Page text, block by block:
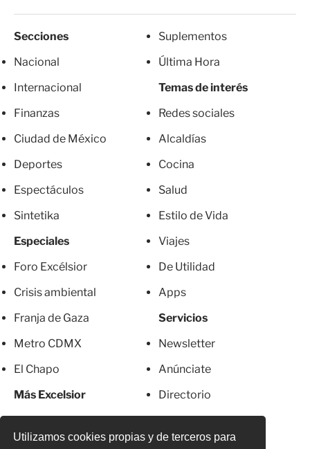
Utilizamos cookies propias y de terceros para
Secciones
Nacional
Internacional
Finanzas
Ciudad de México
Deportes
Espectáculos
Sintetika
Especiales
Foro Excélsior
Crisis ambiental
Franja de Gaza
Metro CDMX
El Chapo
Más Excelsior
Suplementos
Última Hora
Temas de interés
Redes sociales
Alcaldías
Cocina
Salud
Estilo de Vida
Viajes
De Utilidad
Apps
Servicios
Newsletter
Anúnciate
Directorio